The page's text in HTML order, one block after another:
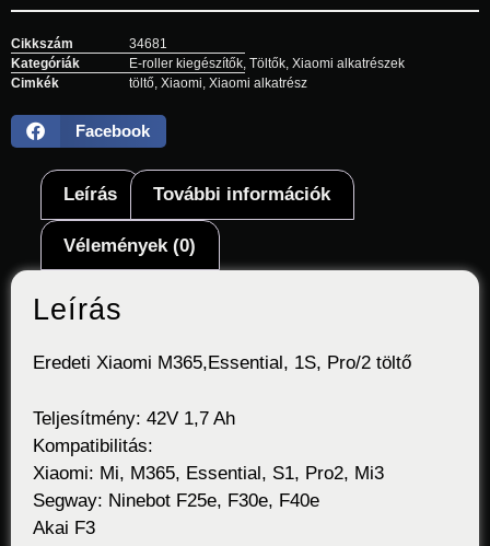
Cikkszám
34681
Kategóriák
E-roller kiegészítők Töltők Xiaomi alkatrészek
Cimkék
töltő Xiaomi Xiaomi alkatrész
Facebook
Leírás További információk
Vélemények (0)
Leírás
Eredeti Xiaomi M365,Essential, 1S, Pro/2 töltő
Teljesítmény: 42V 1,7 Ah
Kompatibilitás:
Xiaomi: Mi, M365, Essential, S1, Pro2, Mi3
Segway: Ninebot F25e, F30e, F40e
Akai F3